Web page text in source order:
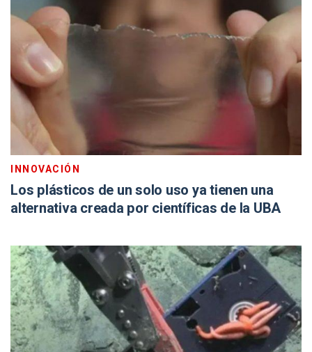
INNOVACIÓN
Los plásticos de un solo uso ya tienen una
alternativa creada por científicas de la UBA